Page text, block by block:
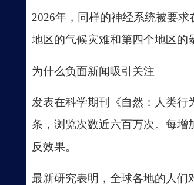
2026年，同样的神经系统被要
地区的气候灾难和第四个地区的
为什么负面新闻吸引关注
发表在科学期刊《自然：人类行
条，浏览次数近六百万次。每增
反效果。
最新研究表明，全球各地的人们